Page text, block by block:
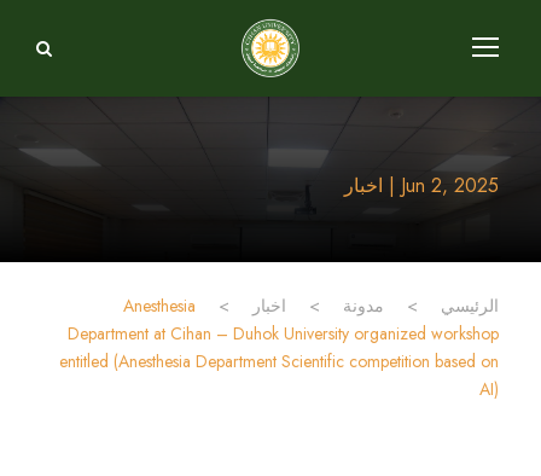
Jun 2, 2025 | اخبار
الرئيسي > مدونة > اخبار >
Anesthesia
Department at Cihan – Duhok University organized workshop
entitled (Anesthesia Department Scientific competition based on
AI)